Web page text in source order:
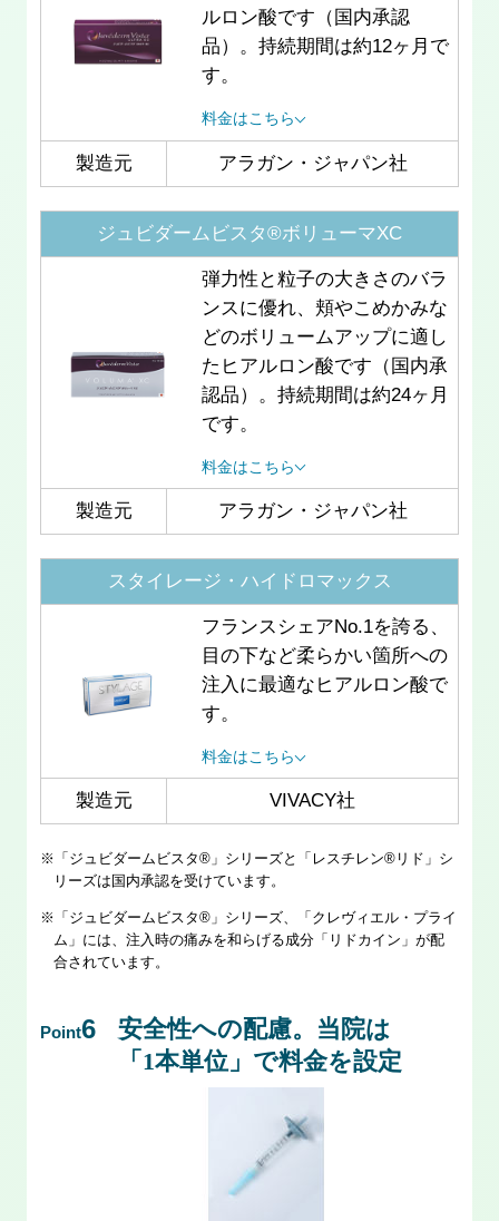
ルロン酸です（国内承認
品）。持続期間は約12ヶ月で
す。
料金はこちら
製造元 アラガン・ジャパン社
ジュビダームビスタ®ボリューマXC
弾力性と粒子の大きさのバラ
ンスに優れ、頬やこめかみな
どのボリュームアップに適し
たヒアルロン酸です（国内承
認品）。持続期間は約24ヶ月
です。
料金はこちら
製造元 アラガン・ジャパン社
スタイレージ・ハイドロマックス
フランスシェアNo.1を誇る、
目の下など柔らかい箇所への
注入に最適なヒアルロン酸で
す。
料金はこちら
製造元 VIVACY社
※「ジュビダームビスタ®」シリーズと「レスチレン®リド」シ
リーズは国内承認を受けています。
※「ジュビダームビスタ®」シリーズ、「クレヴィエル・プライ
ム」には、注入時の痛みを和らげる成分「リドカイン」が配
合されています。
Point6
安全性への配慮。当院は
「1本単位」で料金を設定